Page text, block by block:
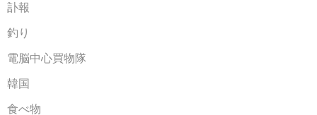
訃報
釣り
電脳中心買物隊
韓国
食べ物